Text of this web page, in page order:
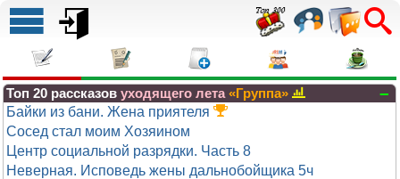
Топ 20 рассказов уходящего лета «Группа» –
Байки из бани. Жена приятеля
Сосед стал моим Хозяином
Центр социальной разрядки. Часть 8
Неверная. Исповедь жены дальнобойщика 5ч